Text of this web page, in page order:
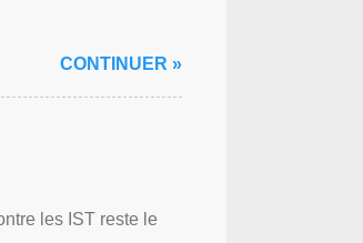
CONTINUER »
les IST reste le